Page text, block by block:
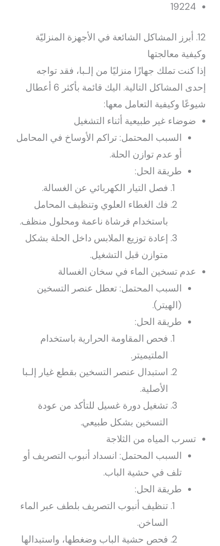
19224
12. أبرز المشاكل الشائعة في الأجهزة المنزليّة
وكيفية معالجتها
إذا كنت تملك جهازًا منزليًا من إلـبا، فقد تواجه
إحدى المشاكل التالية. اليك قائمة بأكثر 6 أعطال
شيوعًا وكيفية التعامل معها:
ضوضاء غير طبيعية أثناء التشغيل
السبب المحتمل: تراكم الأوساخ في المحامل
أو عدم توازن الحلة.
طريقة الحل:
فصل التيار الكهربائي عن الغسالة.
فك الغطاء العلوي وتنظيف المحامل
باستخدام فرشاة ناعمة ومحلول منظف.
إعادة توزيع الملابس داخل الحلة بشكل
متوازن قبل التشغيل.
عدم تسخين الماء في سخان الغسالة
السبب المحتمل: تعطل عنصر التسخين
(الهيتر).
طريقة الحل:
فحص المقاومة الحرارية باستخدام
الملتيميتر.
استبدال عنصر التسخين بقطع غيار إلـبا
الأصلية.
تشغيل دورة غسيل للتأكد من عودة
التسخين بشكل طبيعي.
تسرب المياه من الثلاجة
السبب المحتمل: انسداد أنبوب التصريف أو
تلف في حشية الباب.
طريقة الحل:
تنظيف أنبوب التصريف بلطف عبر الماء
الساخن.
فحص حشية الباب وضغطها، واستبدالها